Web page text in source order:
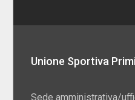
Unione Sportiva
Sede amministrativa/